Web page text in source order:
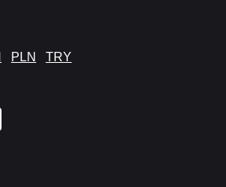
PLN TRY